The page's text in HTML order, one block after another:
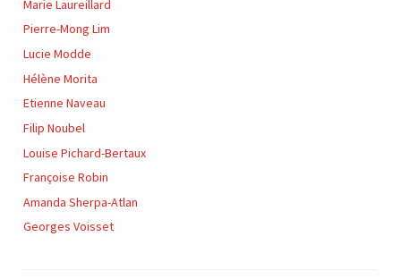
Marie Laureillard
Pierre-Mong Lim
Lucie Modde
Hélène Morita
Etienne Naveau
Filip Noubel
Louise Pichard-Bertaux
Françoise Robin
Amanda Sherpa-Atlan
Georges Voisset